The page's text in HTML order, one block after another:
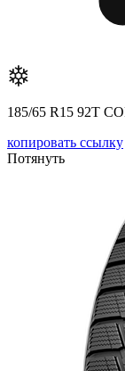
185/65 R15 92T
копировать ссылку
Потянуть